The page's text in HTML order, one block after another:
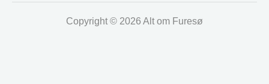
Copyright © 2026 Alt om Furesø